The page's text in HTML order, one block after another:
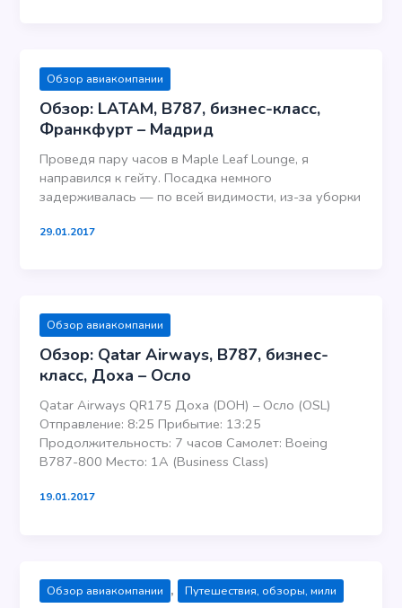
Обзор авиакомпании
Обзор: LATAM, B787, бизнес-класс,
Франкфурт – Мадрид
Проведя пару часов в Maple Leaf Lounge, я
направился к гейту. Посадка немного
задерживалась — по всей видимости, из-за уборки
29.01.2017
Обзор авиакомпании
Обзор: Qatar Airways, В787, бизнес-
класс, Доха – Осло
Qatar Airways QR175 Доха (DOH) – Осло (OSL)
Отправление: 8:25 Прибытие: 13:25
Продолжительность: 7 часов Самолет: Boeing
В787-800 Место: 1А (Business Class)
19.01.2017
Обзор авиакомпании , Путешествия, обзоры, мили